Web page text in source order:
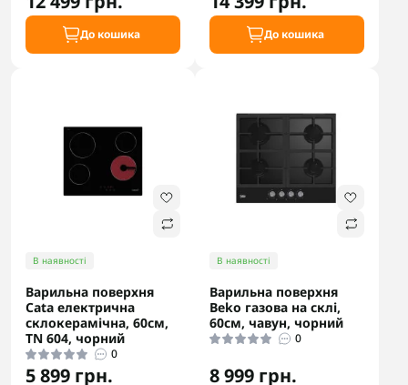
До кошика До кошика
В наявності
Варильна поверхня
Cata електрична
склокерамічна, 60см,
TN 604, чорний
0
5 899 грн.
В наявності
Варильна поверхня
Beko газова на склі,
60см, чавун, чорний
0
8 999 грн.